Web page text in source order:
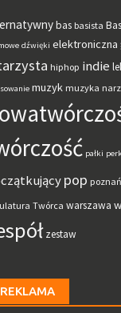
bas basista
dźwięki elektroniczna
hiphop indie
muzyk muzyka
pałki
pop poznań
Twórca warszawa
zestaw
REKLAMA